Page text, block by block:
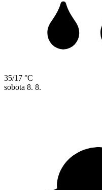
35/17 °C
sobota 8. 8.